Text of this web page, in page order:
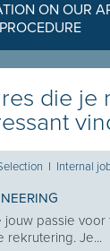
ON OUR
PROCEDURE
die je
I Internal
passie
rekrutering. Je...